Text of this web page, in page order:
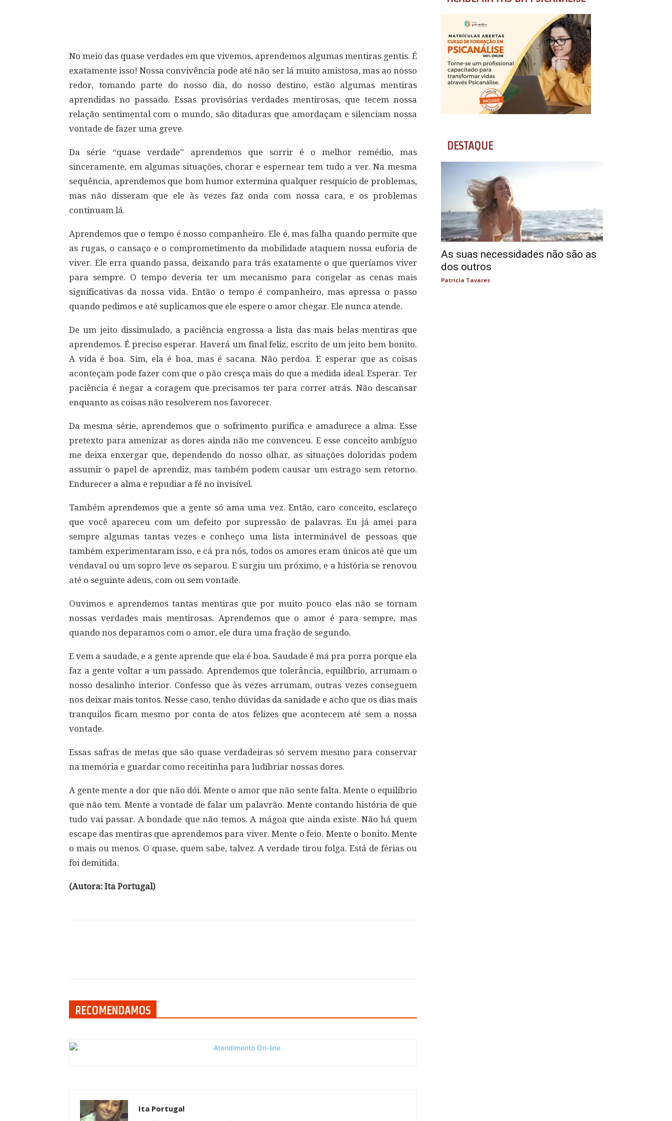
No meio das quase verdades em que vivemos, aprendemos algumas mentiras gentis. É
exatamente isso! Nossa convivência pode até não ser lá muito amistosa, mas ao nosso
redor, tomando parte do nosso dia, do nosso destino, estão algumas mentiras
aprendidas no passado. Essas provisórias verdades mentirosas, que tecem nossa
relação sentimental com o mundo, são ditaduras que amordaçam e silenciam nossa
vontade de fazer uma greve.
Da série “quase verdade” aprendemos que sorrir é o melhor remédio, mas
sinceramente, em algumas situações, chorar e espernear tem tudo a ver. Na mesma
sequência, aprendemos que bom humor extermina qualquer resquício de problemas,
mas não disseram que ele às vezes faz onda com nossa cara, e os problemas
continuam lá.
Aprendemos que o tempo é nosso companheiro. Ele é, mas falha quando permite que
as rugas, o cansaço e o comprometimento da mobilidade ataquem nossa euforia de
viver. Ele erra quando passa, deixando para trás exatamente o que queríamos viver
para sempre. O tempo deveria ter um mecanismo para congelar as cenas mais
significativas da nossa vida. Então o tempo é companheiro, mas apressa o passo
quando pedimos e até suplicamos que ele espere o amor chegar. Ele nunca atende.
De um jeito dissimulado, a paciência engrossa a lista das mais belas mentiras que
aprendemos. É preciso esperar. Haverá um final feliz, escrito de um jeito bem bonito.
A vida é boa. Sim, ela é boa, mas é sacana. Não perdoa. E esperar que as coisas
aconteçam pode fazer com que o pão cresça mais do que a medida ideal. Esperar. Ter
paciência é negar a coragem que precisamos ter para correr atrás. Não descansar
enquanto as coisas não resolverem nos favorecer.
Da mesma série, aprendemos que o sofrimento purifica e amadurece a alma. Esse
pretexto para amenizar as dores ainda não me convenceu. E esse conceito ambíguo
me deixa enxergar que, dependendo do nosso olhar, as situações doloridas podem
assumir o papel de aprendiz, mas também podem causar um estrago sem retorno.
Endurecer a alma e repudiar a fé no invisível.
Também aprendemos que a gente só ama uma vez. Então, caro conceito, esclareço
que você apareceu com um defeito por supressão de palavras. Eu já amei para
sempre algumas tantas vezes e conheço uma lista interminável de pessoas que
também experimentaram isso, e cá pra nós, todos os amores eram únicos até que um
vendaval ou um sopro leve os separou. E surgiu um próximo, e a história se renovou
até o seguinte adeus, com ou sem vontade.
Ouvimos e aprendemos tantas mentiras que por muito pouco elas não se tornam
nossas verdades mais mentirosas. Aprendemos que o amor é para sempre, mas
quando nos deparamos com o amor, ele dura uma fração de segundo.
E vem a saudade, e a gente aprende que ela é boa. Saudade é má pra porra porque ela
faz a gente voltar a um passado. Aprendemos que tolerância, equilíbrio, arrumam o
nosso desalinho interior. Confesso que às vezes arrumam, outras vezes conseguem
nos deixar mais tontos. Nesse caso, tenho dúvidas da sanidade e acho que os dias mais
tranquilos ficam mesmo por conta de atos felizes que acontecem até sem a nossa
vontade.
Essas safras de metas que são quase verdadeiras só servem mesmo para conservar
na memória e guardar como receitinha para ludibriar nossas dores.
A gente mente a dor que não dói. Mente o amor que não sente falta. Mente o equilíbrio
que não tem. Mente a vontade de falar um palavrão. Mente contando história de que
tudo vai passar. A bondade que não temos. A mágoa que ainda existe. Não há quem
escape das mentiras que aprendemos para viver. Mente o feio. Mente o bonito. Mente
o mais ou menos. O quase, quem sabe, talvez. A verdade tirou folga. Está de férias ou
foi demitida.
(Autora: Ita Portugal)
RECOMENDAMOS
Ita Portugal
DESTAQUE
As suas necessidades não são as
dos outros
Patricia Tavares